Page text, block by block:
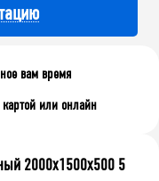
вам время
или онлайн
2000x1500x500 5